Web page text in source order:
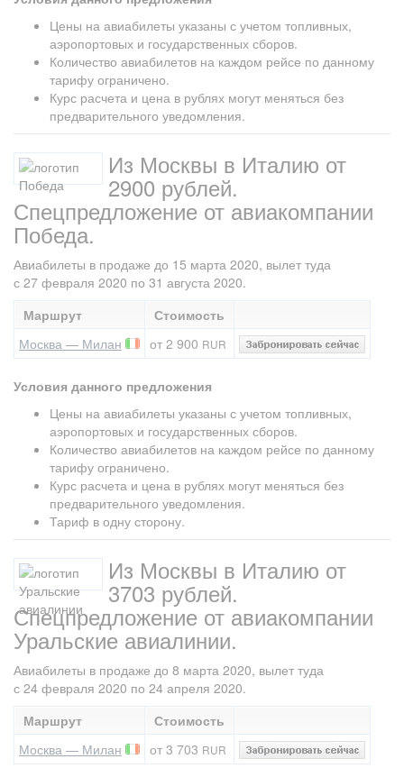
Цены на авиабилеты указаны с учетом топливных,
аэропортовых и государственных сборов.
Количество авиабилетов на каждом рейсе по данному
тарифу ограничено.
Курс расчета и цена в рублях могут меняться без
предварительного уведомления.
Из Москвы в Италию от
2900 рублей.
Спецпредложение от авиакомпании
Победа.
Авиабилеты в продаже до 15 марта 2020, вылет туда
с 27 февраля 2020 по 31 августа 2020.
Маршрут
Стоимость
Москва — Милан
от 2 900 RUR
Условия данного предложения
Цены на авиабилеты указаны с учетом топливных,
аэропортовых и государственных сборов.
Количество авиабилетов на каждом рейсе по данному
тарифу ограничено.
Курс расчета и цена в рублях могут меняться без
предварительного уведомления.
Тариф в одну сторону.
Из Москвы в Италию от
3703 рублей.
Спецпредложение от авиакомпании
Уральские авиалинии.
Авиабилеты в продаже до 8 марта 2020, вылет туда
с 24 февраля 2020 по 24 апреля 2020.
Маршрут
Стоимость
Москва — Милан
от 3 703 RUR